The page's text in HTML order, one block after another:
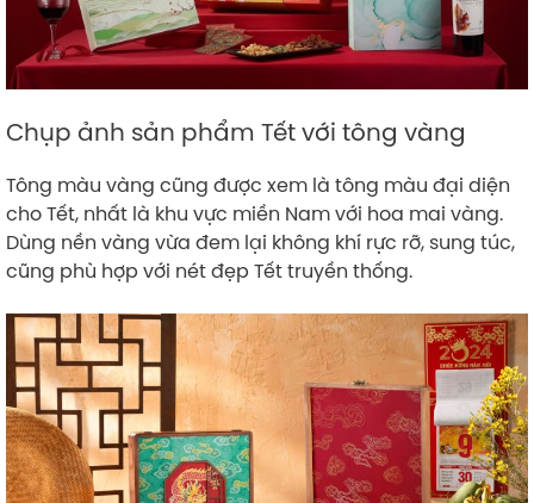
Chụp ảnh sản phẩm Tết với tông vàng
Tông màu vàng cũng được xem là tông màu đại diện
cho Tết, nhất là khu vực miền Nam với hoa mai vàng.
Dùng nền vàng vừa đem lại không khí rực rỡ, sung túc,
cũng phù hợp với nét đẹp Tết truyền thống.